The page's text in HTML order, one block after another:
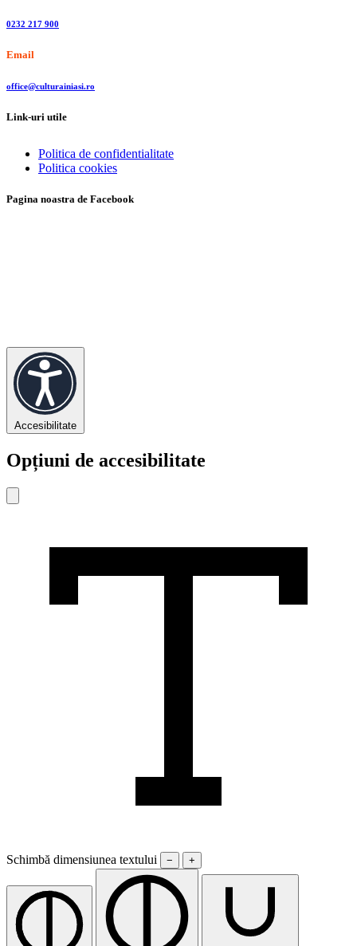
0232 217 900
Email
office@culturainiasi.ro
Link-uri utile
Politica de confidentialitate
Politica cookies
Pagina noastra de Facebook
Accesibilitate
Opțiuni de accesibilitate
Schimbă dimensiunea textului − +